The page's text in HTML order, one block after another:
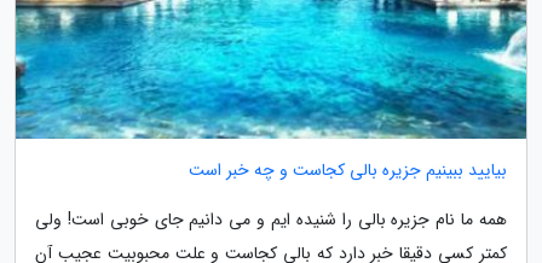
بیایید ببینیم جزیره بالی کجاست و چه خبر است
همه ما نام جزیره بالی را شنیده ایم و می دانیم جای خوبی است! ولی
کمتر کسی دقیقا خبر دارد که بالی کجاست و علت محبوبیت عجیب آن